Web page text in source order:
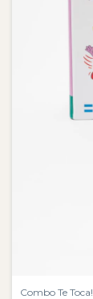
Combo Te